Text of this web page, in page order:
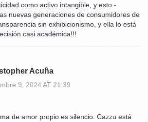
como activo intangible, y esto -
nuevas generaciones de consumidores de
sin exhibicionismo, y ella lo está
casi académica!!!
Acuña
9, 2024 AT 21:39
de amor propio es silencio. Cazzu está